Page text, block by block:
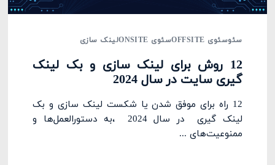
سئوسئوی OFFSITE سئوی ONSITE لینک سازی
12 روش برای لینک سازی و بک لینک
گیری سایت در سال 2024
12 راه برای موفق شدن یا شکست لینک سازی و بک
لینک گیری در سال 2024 ،به دستورالعمل‌ها و
ممنوعیت‌های ...